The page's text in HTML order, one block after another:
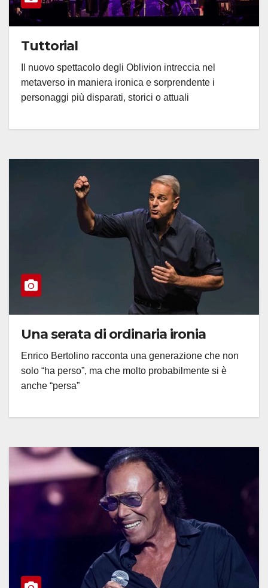
Tuttorial
Il nuovo spettacolo degli Oblivion intreccia nel
metaverso in maniera ironica e sorprendente i
personaggi più disparati, storici o attuali
Una serata di ordinaria ironia
Enrico Bertolino racconta una generazione che non
solo “ha perso”, ma che molto probabilmente si è
anche “persa”